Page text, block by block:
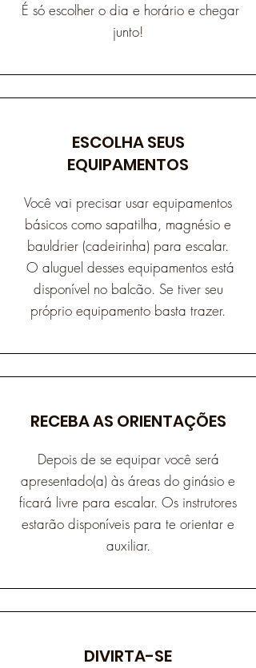
É só escolher o dia e horário e chegar
junto!
ESCOLHA SEUS
EQUIPAMENTOS
Você vai precisar usar equipamentos
básicos como sapatilha, magnésio e
bauldrier (cadeirinha) para escalar.
O aluguel desses equipamentos está
disponível no balcão. Se tiver seu
próprio equipamento basta trazer.
RECEBA AS ORIENTAÇÕES
Depois de se equipar você será
apresentado(a) às áreas do ginásio e
ficará livre para escalar. Os instrutores
estarão disponíveis para te orientar e
auxiliar.
DIVIRTA-SE